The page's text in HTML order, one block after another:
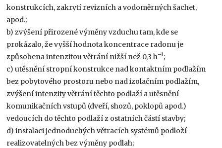
konstrukcích, zakrytí revizních a vodoměrných šachet,
apod.;
b) zvýšení přirozené výměny vzduchu tam, kde se
prokázalo, že vyšší hodnota koncentrace radonu je
způsobena intenzitou větrání nižší než 0,3 h–1;
c) utěsnění stropní konstrukce nad kontaktním podlažím
bez pobytového prostoru nebo nad izolačním podlažím,
zvýšení intenzity větrání těchto podlaží a utěsnění
komunikačních vstupů (dveří, shozů, poklopů apod.)
vedoucích do těchto podlaží z ostatních částí stavby;
d) instalaci jednoduchých větracích systémů podloží
realizovatelných bez výměny podlah;